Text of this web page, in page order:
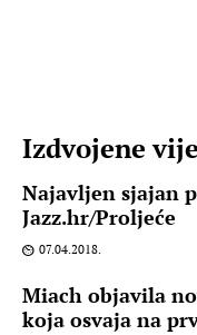
Izdvojene
Najavljen sjajan
Jazz.hr/Proljeće
07.04.2018.
Miach objavila
koja osvaja na